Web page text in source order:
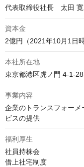
代表取締役社長　太田 寛
資本金
2億円（2021年10月1日時
本社所在地
東京都港区虎ノ門 4-1-28
事業内容
企業のトランスフォー
ビスの提供
福利厚生
社員持株会
借上社宅制度